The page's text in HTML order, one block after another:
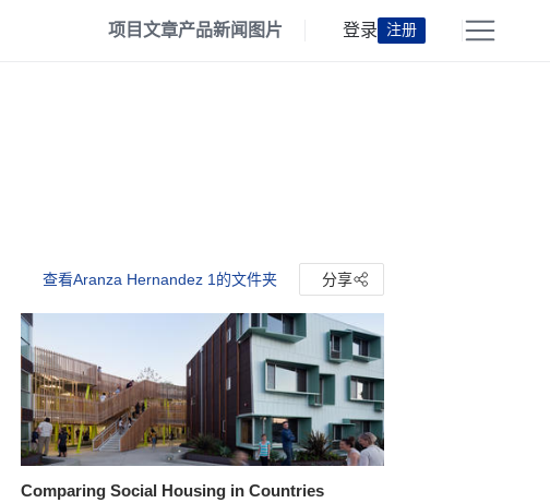
项目文章产品新闻 图片 登录 注册
查看Aranza Hernandez 1的文件夹 分享
Comparing Social Housing in Countries